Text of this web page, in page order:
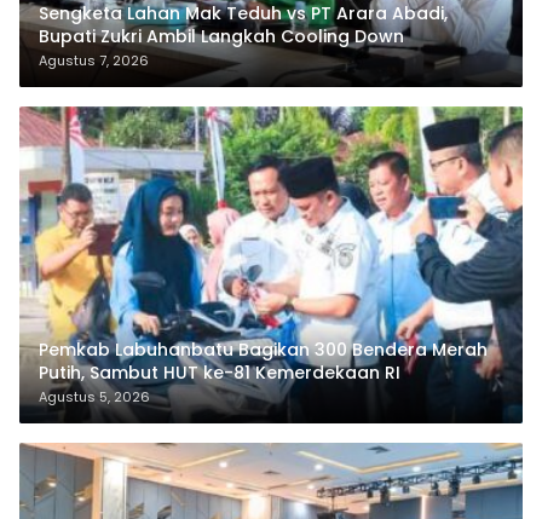
Sengketa Lahan Mak Teduh vs PT Arara Abadi,
Bupati Zukri Ambil Langkah Cooling Down
Agustus 7, 2026
Pemkab Labuhanbatu Bagikan 300 Bendera Merah
Putih, Sambut HUT ke-81 Kemerdekaan RI
Agustus 5, 2026